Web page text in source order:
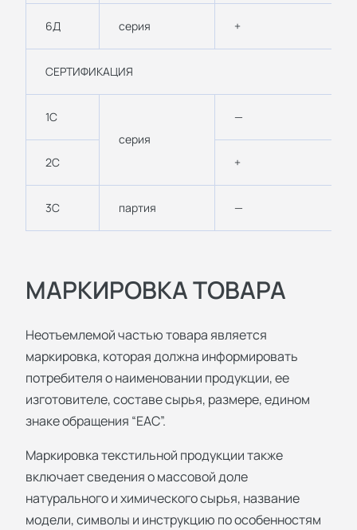
6Д серия +
СЕРТИФИКАЦИЯ
1С
серия
—
2С +
3С партия —
МАРКИРОВКА ТОВАРА
Неотъемлемой частью товара является
маркировка, которая должна информировать
потребителя о наименовании продукции, ее
изготовителе, составе сырья, размере, едином
знаке обращения “ЕАС”.
Маркировка текстильной продукции также
включает сведения о массовой доле
натурального и химического сырья, название
модели, символы и инструкцию по особенностям